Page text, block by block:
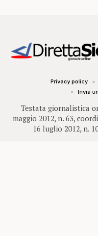
Testata giornalistica
maggio 2012, n. 63,
16 luglio 2012, n.
Privacy policy
Invia